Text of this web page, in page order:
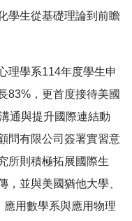
學生從基礎理論到前瞻
理學系114年度學生申
83%，更首度接待美國
通與提升國際連結動
問有限公司簽署實習意
所則積極拓展國際生
，並與美國猶他大學、
應用數學系與應用物理